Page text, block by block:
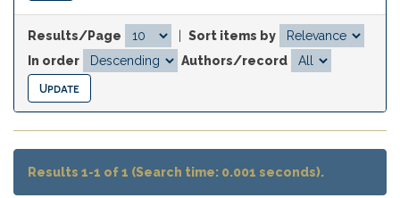
Results/Page
Sort items by
In order
Authors/record
Results 1-1 of 1 (Search time: 0.001 seconds).